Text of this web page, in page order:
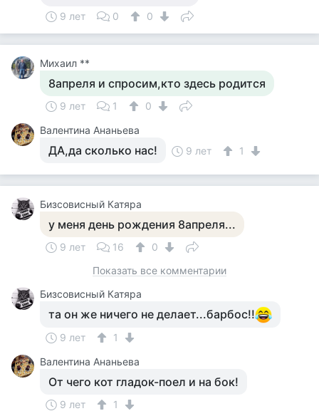
9 лет 0 0
Михаил **
8апреля и спросим,кто здесь родится
9 лет 1
0
Валентина Ананьева
ДА,да сколько нас! 9 лет 1
Бизсовисный Катяра
у меня день рождения 8апреля...
9 лет 16
0
Показать все комментарии
Бизсовисный Катяра
та он же ничего не делает...барбос!!
9 лет
1
Валентина Ананьева
От чего кот гладок-поел и на бок!
9 лет
1